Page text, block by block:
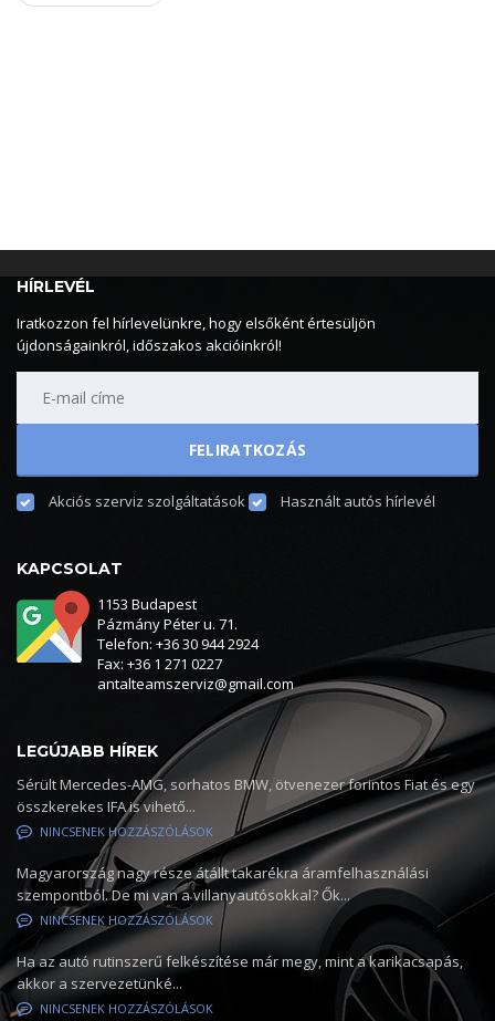
HÍRLEVÉL
Iratkozzon fel hírlevelünkre, hogy elsőként értesüljön
újdonságainkról, időszakos akcióinkról!
Akciós szerviz szolgáltatások Használt autós hírlevél
KAPCSOLAT
1153 Budapest
Pázmány Péter u. 71.
Telefon: +36 30 944 2924
Fax: +36 1 271 0227
antalteamszerviz@gmail.com
LEGÚJABB HÍREK
Sérült Mercedes-AMG, sorhatos BMW, ötvenezer forintos Fiat és egy
összkerekes IFA is vihető...
NINCSENEK HOZZÁSZÓLÁSOK
Magyarország nagy része átállt takarékra áramfelhasználási
szempontból. De mi van a villanyautósokkal? Ők...
NINCSENEK HOZZÁSZÓLÁSOK
Ha az autó rutinszerű felkészítése már megy, mint a karikacsapás,
akkor a szervezetünké...
NINCSENEK HOZZÁSZÓLÁSOK